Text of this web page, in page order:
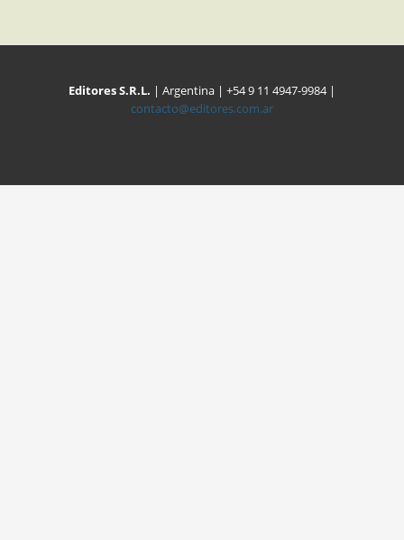
Editores S.R.L. | Argentina | +54 9 11 4947-9984 |
contacto@editores.com.ar